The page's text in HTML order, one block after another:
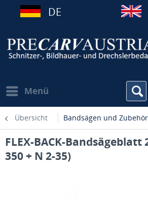
DE
Menü
Übersicht Bandsägen und Zubehör
FLEX-BACK-Bandsägeblatt
350 + N 2-35)